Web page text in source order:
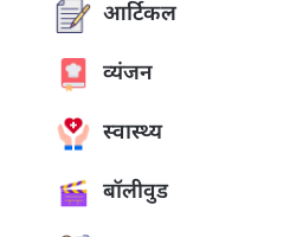
आर्टिकल
व्यंजन
स्वास्थ्य
बॉलीवुड